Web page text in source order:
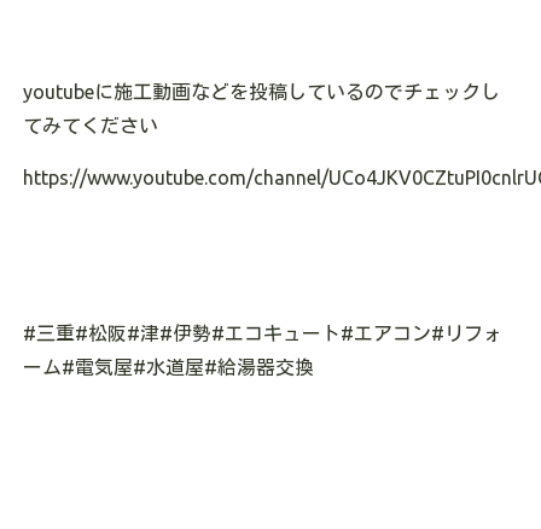
youtubeに施工動画などを投稿しているのでチェックし
てみてください
https://www.youtube.com/channel/
#三重#松阪#津#伊勢#エコキュート#エアコン#リフォ
ーム#電気屋#水道屋#給湯器交換